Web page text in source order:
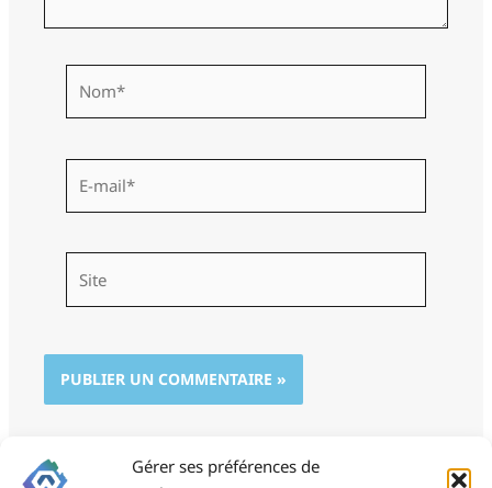
Gérer ses préférences de
mail*